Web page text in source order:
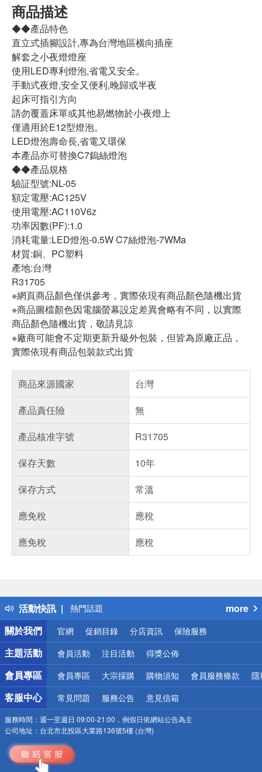
商品描述
◆◆產品特色
直立式插腳設計,專為台灣地區横向插座
解套之小夜燈燈座
使用LED專利燈泡,省電又安全。
手動式夜燈,安全又便利,晚歸或半夜
起床可指引方向
請勿覆蓋床單或其他易燃物於小夜燈上
僅適用於E12型燈泡。
LED燈泡壽命長,省電又環保
本產品亦可替換C7鎢絲燈泡
◆◆產品規格
驗証型號:NL-05
額定電壓:AC125V
使用電壓:AC110V6z
功率因數(PF):1.0
消耗電量:LED燈泡-0.5W C7絲燈泡-7WMa
材質:銅、PC塑料
產地:台灣
R31705
※網頁商品顏色僅供參考，實際依現有商品顏色隨機出貨
※商品圖檔顏色因電腦螢幕設定差異會略有不同，以實際
商品顏色隨機出貨，敬請見諒
※廠商可能會不定期更新升級外包裝，但皆為原廠正品，
實際依現有商品包裝款式出貨
商品來源國家
台灣
產品責任險
無
產品核准字號
R31705
保存天數
10年
保存方式
常溫
應免稅
應稅
應免稅
應稅
活動快訊
得獎公告
熱門話題
銀行優惠
偏遠地區配送
詐騙網頁！請小心！
more
關於我們
官網 促銷目錄 分店資訊 保險服務
主題活動 會員活動 注目活動 得獎公佈
會員專區 會員專區 大宗採購 購物須知 會員服務條款 隱
客服中心 常見問題 服務公告 意見信箱
服務時間： 週一至週日 09:00-21:00，例假日依網站公告為主
公司地址： 台北市北投區大業路136號5樓 (台灣)